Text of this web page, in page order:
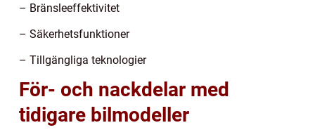
– Bränsleeffektivitet
– Säkerhetsfunktioner
– Tillgängliga teknologier
För- och nackdelar med
tidigare bilmodeller